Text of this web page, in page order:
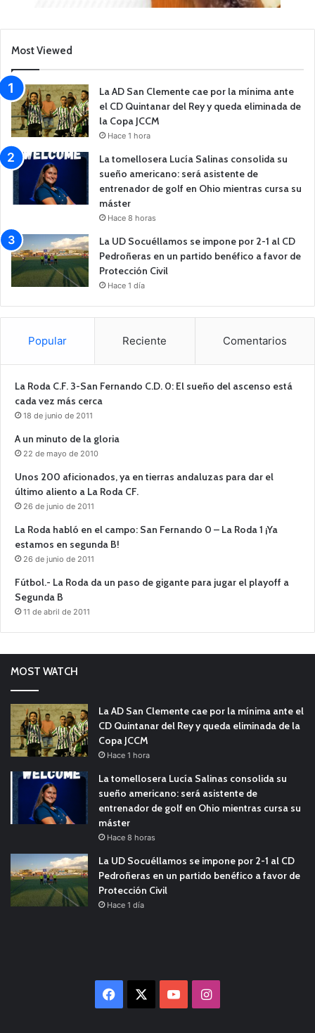
Most Viewed
La AD San Clemente cae por la mínima ante
el CD Quintanar del Rey y queda eliminada de
la Copa JCCM
Hace 1 hora
La tomellosera Lucía Salinas consolida su
sueño americano: será asistente de
entrenador de golf en Ohio mientras cursa su
máster
Hace 8 horas
La UD Socuéllamos se impone por 2-1 al CD
Pedroñeras en un partido benéfico a favor de
Protección Civil
Hace 1 día
Popular Reciente Comentarios
La Roda C.F. 3-San Fernando C.D. 0: El sueño del ascenso está
cada vez más cerca
18 de junio de 2011
A un minuto de la gloria
22 de mayo de 2010
Unos 200 aficionados, ya en tierras andaluzas para dar el
último aliento a La Roda CF.
26 de junio de 2011
La Roda habló en el campo: San Fernando 0 – La Roda 1 ¡Ya
estamos en segunda B!
26 de junio de 2011
Fútbol.- La Roda da un paso de gigante para jugar el playoff a
Segunda B
11 de abril de 2011
MOST WATCH
La AD San Clemente cae por la mínima ante el
CD Quintanar del Rey y queda eliminada de la
Copa JCCM
Hace 1 hora
La tomellosera Lucía Salinas consolida su
sueño americano: será asistente de
entrenador de golf en Ohio mientras cursa su
máster
Hace 8 horas
La UD Socuéllamos se impone por 2-1 al CD
Pedroñeras en un partido benéfico a favor de
Protección Civil
Hace 1 día
Facebook YouTubeInstagram